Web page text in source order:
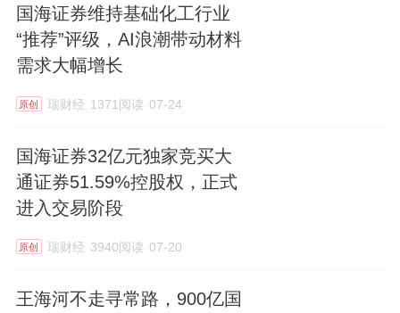
国海证券维持基础化工行业
“推荐”评级，AI浪潮带动材料
需求大幅增长
原创 瑞财经 1371阅读 07-24
国海证券32亿元独家竞买大
通证券51.59%控股权，正式
进入交易阶段
原创 瑞财经 3940阅读 07-20
王海河不走寻常路，900亿国